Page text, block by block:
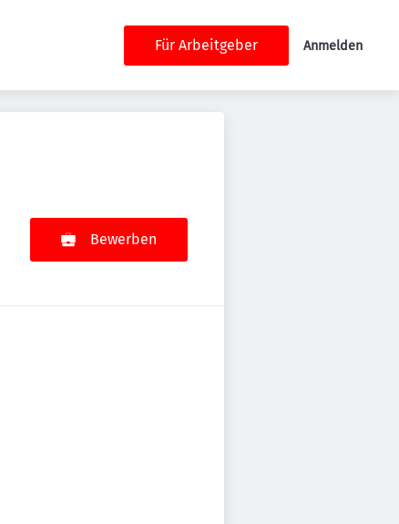
Für Arbeitgeber Anmelden
Bewerben